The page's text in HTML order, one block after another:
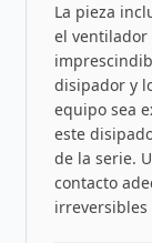
La pieza
el ventilador
disipador y
equipo sea
este
de la serie.
contacto
irreversibles